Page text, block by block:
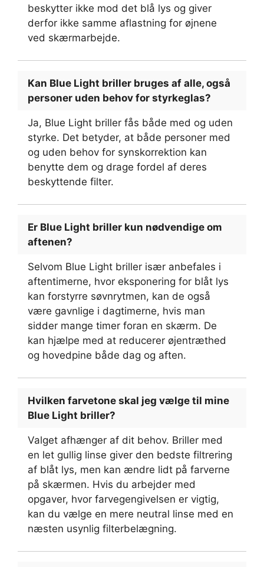
beskytter ikke mod det blå lys og giver
derfor ikke samme aflastning for øjnene
ved skærmarbejde.
Kan Blue Light briller bruges af alle, også
personer uden behov for styrkeglas?
Ja, Blue Light briller fås både med og uden
styrke. Det betyder, at både personer med
og uden behov for synskorrektion kan
benytte dem og drage fordel af deres
beskyttende filter.
Er Blue Light briller kun nødvendige om
aftenen?
Selvom Blue Light briller især anbefales i
aftentimerne, hvor eksponering for blåt lys
kan forstyrre søvnrytmen, kan de også
være gavnlige i dagtimerne, hvis man
sidder mange timer foran en skærm. De
kan hjælpe med at reducerer øjentræthed
og hovedpine både dag og aften.
Hvilken farvetone skal jeg vælge til mine
Blue Light briller?
Valget afhænger af dit behov. Briller med
en let gullig linse giver den bedste filtrering
af blåt lys, men kan ændre lidt på farverne
på skærmen. Hvis du arbejder med
opgaver, hvor farvegengivelsen er vigtig,
kan du vælge en mere neutral linse med en
næsten usynlig filterbelægning.